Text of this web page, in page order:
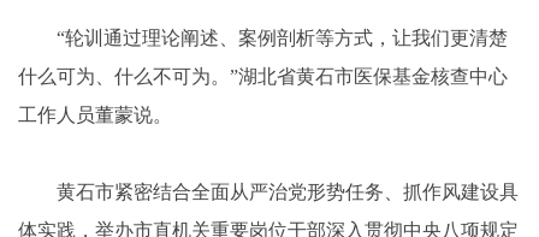
“轮训通过理论阐述、案例剖析等方式，让我们更清楚
什么可为、什么不可为。”湖北省黄石市医保基金核查中心
工作人员董蒙说。
黄石市紧密结合全面从严治党形势任务、抓作风建设具
体实践，举办市直机关重要岗位干部深入贯彻中央八项规定